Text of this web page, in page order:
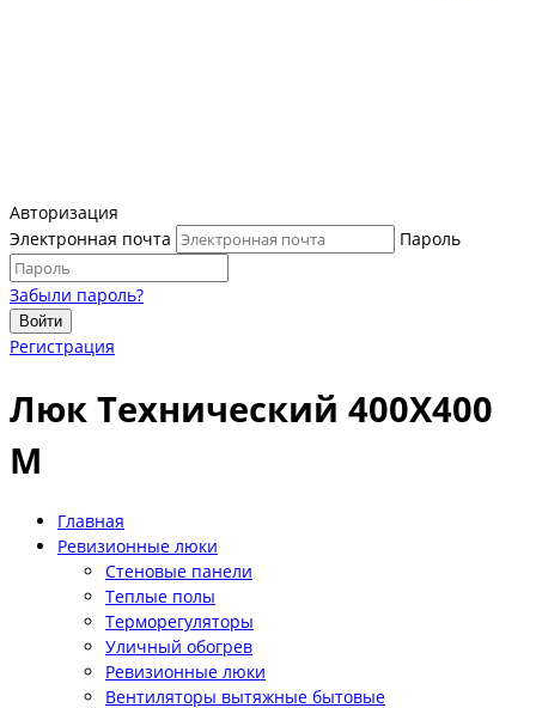
Авторизация
Электронная почта
Пароль
Забыли пароль?
Войти
Регистрация
Люк Технический 400Х400
М
Главная
Ревизионные люки
Стеновые панели
Теплые полы
Терморегуляторы
Уличный обогрев
Ревизионные люки
Вентиляторы вытяжные бытовые